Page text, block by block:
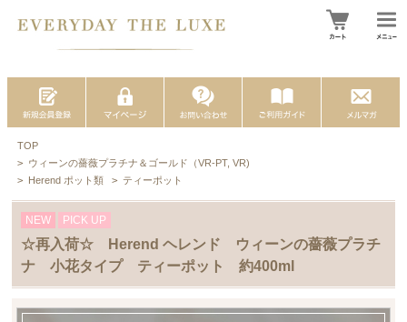
TOP
> ウィーンの薔薇プラチナ＆ゴールド（VR-PT, VR)
> Herend ポット類 > ティーポット
NEW PICK UP
☆再入荷☆ Herend ヘレンド ウィーンの薔薇プラチ
ナ 小花タイプ ティーポット 約400ml